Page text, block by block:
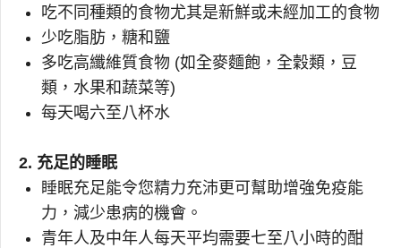
吃不同種類的食物尤其是新鮮或未經加工的食物
少吃脂肪，糖和鹽
多吃高纖維質食物 (如全麥麵飽，全穀類，豆
類，水果和蔬菜等)
每天喝六至八杯水
2. 充足的睡眠
睡眠充足能令您精力充沛更可幫助增強免疫能
力，減少患病的機會。
青年人及中年人每天平均需要七至八小時的酣